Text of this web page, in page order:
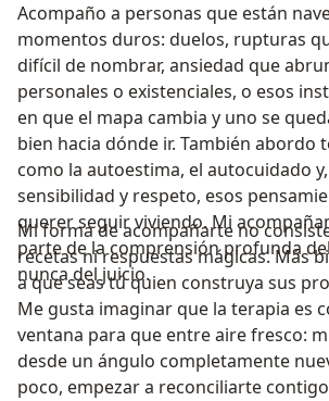
Acompaño a personas que están
momentos duros: duelos, rupturas
difícil de nombrar, ansiedad que
personales o existenciales, o esos
en que el mapa cambia y uno se
bien hacia dónde ir. También abordo
como la autoestima, el autocuidado
sensibilidad y respeto, esos
querer seguir viviendo. Mi
parte de la comprensión profunda
nunca del juicio.
Mi forma de acompañarte no
recetas ni respuestas mágicas. Más
a que seas tú quien construya sus
Me gusta imaginar que la terapia es
ventana para que entre aire fresco:
desde un ángulo completamente
poco, empezar a reconciliarte